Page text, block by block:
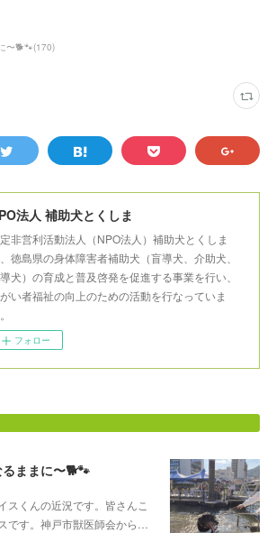
〜🐕🐾(170)
法人 補助犬とくしま
非営利活動法人（NPO法人）補助犬とくしま
徳島県の身体障害者補助犬（盲導犬、介助犬、
犬）の育成と普及啓発を促進する事業を行い、
い者福祉の向上のための活動を行なっていま
フォロー
ままに〜🐕🐾
スくんの近況です。皆さんこ
す。神戸市獣医師会から…